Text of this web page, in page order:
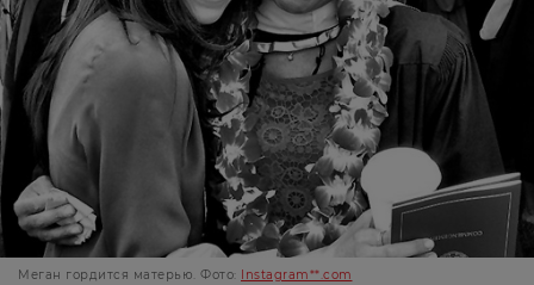
Меган гордится матерью. Фото: Instagram**.com